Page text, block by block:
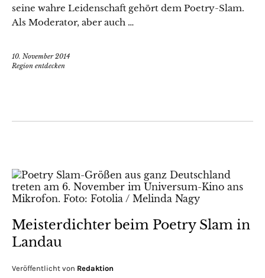
seine wahre Leidenschaft gehört dem Poetry-Slam.
Als Moderator, aber auch …
10. November 2014
Region entdecken
Meisterdichter beim Poetry Slam in
Landau
Veröffentlicht von Redaktion